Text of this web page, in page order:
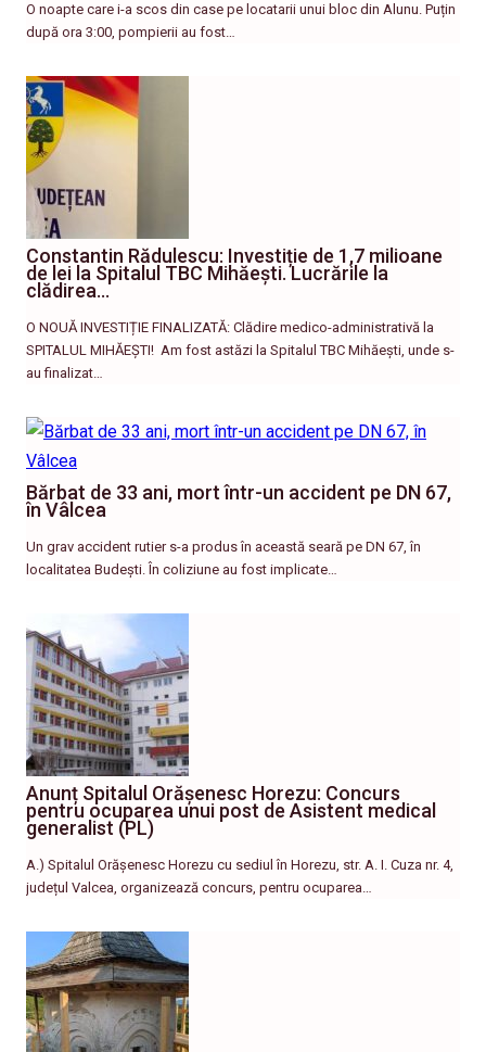
O noapte care i-a scos din case pe locatarii unui bloc din Alunu. Puțin
după ora 3:00, pompierii au fost…
Constantin Rădulescu: Investiție de 1,7 milioane
de lei la Spitalul TBC Mihăești. Lucrările la
clădirea…
O NOUĂ INVESTIȚIE FINALIZATĂ: Clădire medico-administrativă la
SPITALUL MIHĂEȘTI! ​ Am fost astăzi la Spitalul TBC Mihăești, unde s-
au finalizat…
Bărbat de 33 ani, mort într-un accident pe DN 67,
în Vâlcea
Un grav accident rutier s-a produs în această seară pe DN 67, în
localitatea Budești. În coliziune au fost implicate…
Anunț Spitalul Orășenesc Horezu: Concurs
pentru ocuparea unui post de Asistent medical
generalist (PL)
A.) Spitalul Orășenesc Horezu cu sediul în Horezu, str. A. I. Cuza nr. 4,
județul Valcea, organizează concurs, pentru ocuparea…